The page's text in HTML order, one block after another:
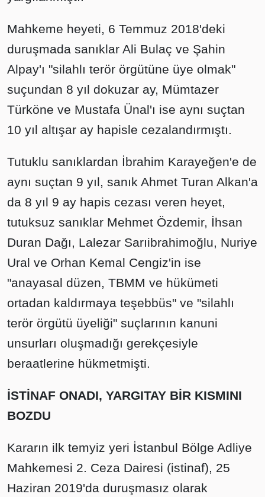
Mahkeme heyeti, 6 Temmuz 2018'deki
duruşmada sanıklar Ali Bulaç ve Şahin
Alpay'ı "silahlı terör örgütüne üye olmak"
suçundan 8 yıl dokuzar ay, Mümtazer
Türköne ve Mustafa Ünal'ı ise aynı suçtan
10 yıl altışar ay hapisle cezalandırmıştı.
Tutuklu sanıklardan İbrahim Karayeğen'e de
aynı suçtan 9 yıl, sanık Ahmet Turan Alkan'a
da 8 yıl 9 ay hapis cezası veren heyet,
tutuksuz sanıklar Mehmet Özdemir, İhsan
Duran Dağı, Lalezar Sarıibrahimoğlu, Nuriye
Ural ve Orhan Kemal Cengiz'in ise
"anayasal düzen, TBMM ve hükümeti
ortadan kaldırmaya teşebbüs" ve "silahlı
terör örgütü üyeliği" suçlarının kanuni
unsurları oluşmadığı gerekçesiyle
beraatlerine hükmetmişti.
İSTİNAF ONADI, YARGITAY BİR KISMINI
BOZDU
Kararın ilk temyiz yeri İstanbul Bölge Adliye
Mahkemesi 2. Ceza Dairesi (istinaf), 25
Haziran 2019'da duruşmasız olarak